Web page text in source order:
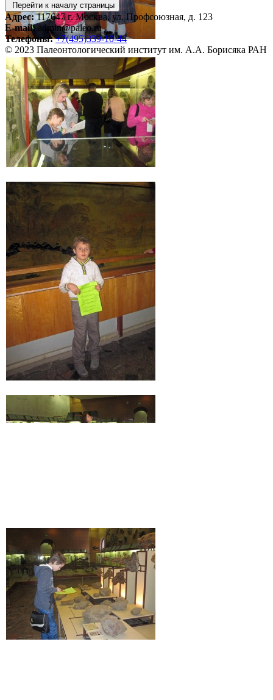
Перейти к началу страницы
Адрес:117647 г. Москва, ул. Профсоюзная, д. 123
E-mail:admin@paleo.ru
Телефоны: +7(495)339-10-44
© 2023 Палеонтологический институт им. А.А. Борисяка РАН